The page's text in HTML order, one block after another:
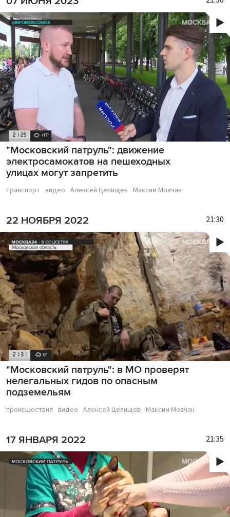
"Московский патруль": движение
электросамокатов на пешеходных
улицах могут запретить
транспорт видео Алексей Целищев Максим Мовчан
22 НОЯБРЯ 2022
"Московский патруль": в МО проверят
нелегальных гидов по опасным
подземельям
21:30
происшествия видео Алексей Целищев Максим Мовчан
17 ЯНВАРЯ 2022 21:35